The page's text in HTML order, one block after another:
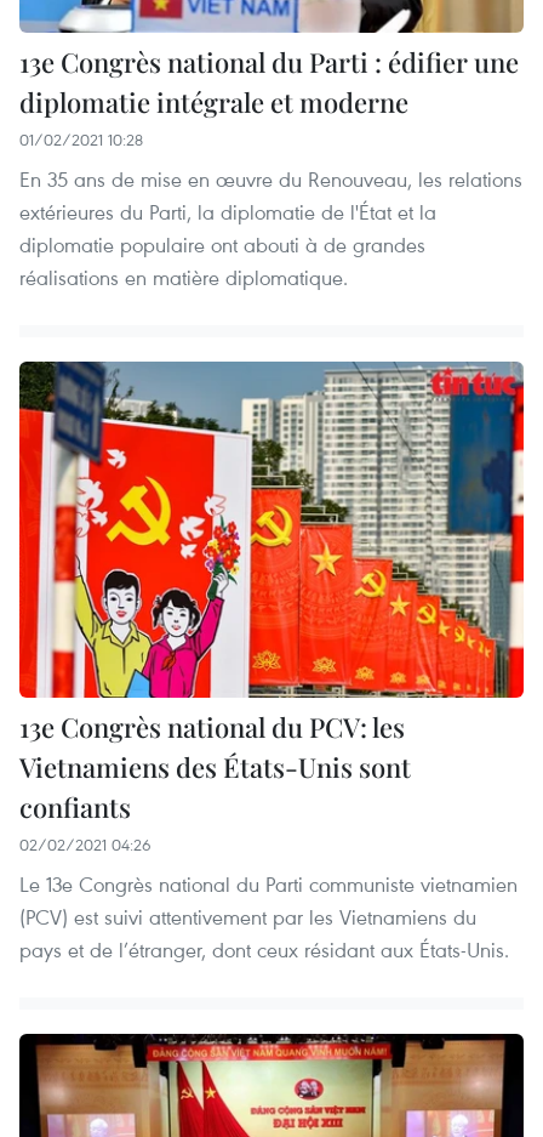
13e Congrès national du Parti : édifier une
diplomatie intégrale et moderne
01/02/2021 10:28
En 35 ans de mise en œuvre du Renouveau, les relations
extérieures du Parti, la diplomatie de l'État et la
diplomatie populaire ont abouti à de grandes
réalisations en matière diplomatique.
13e Congrès national du PCV: les
Vietnamiens des États-Unis sont
confiants
02/02/2021 04:26
Le 13e Congrès national du Parti communiste vietnamien
(PCV) est suivi attentivement par les Vietnamiens du
pays et de l’étranger, dont ceux résidant aux États-Unis.